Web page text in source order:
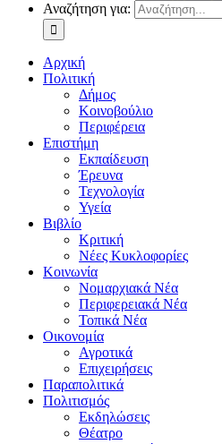
Αναζήτηση για:
Αρχική
Πολιτική
Δήμος
Κοινοβούλιο
Περιφέρεια
Επιστήμη
Εκπαίδευση
Έρευνα
Τεχνολογία
Υγεία
Βιβλίο
Κριτική
Νέες Κυκλοφορίες
Κοινωνία
Νομαρχιακά Νέα
Περιφερειακά Νέα
Τοπικά Νέα
Οικονομία
Αγροτικά
Επιχειρήσεις
Παραπολιτικά
Πολιτισμός
Εκδηλώσεις
Θέατρο